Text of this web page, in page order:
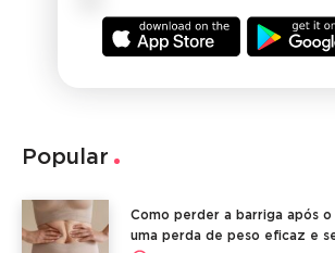
Popular
Como perder a barriga após
uma perda de peso eficaz e